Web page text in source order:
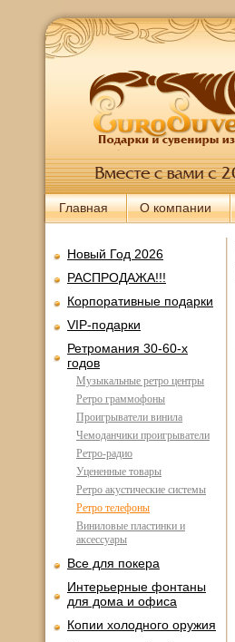
Главная О компании
Новый Год 2026
РАСПРОДАЖА!!!
Корпоративные подарки
VIP-подарки
Ретромания 30-60-х
годов
Музыкальные ретро центры
Ретро граммофоны
Проигрыватели винила
Чемоданчики проигрыватели
Ретро-радио
Уцененные товары
Ретро акустические системы
Ретро телефоны
Виниловые пластинки и
аксессуары
Все для покера
Интерьерные фонтаны
для дома и офиса
Копии холодного оружия